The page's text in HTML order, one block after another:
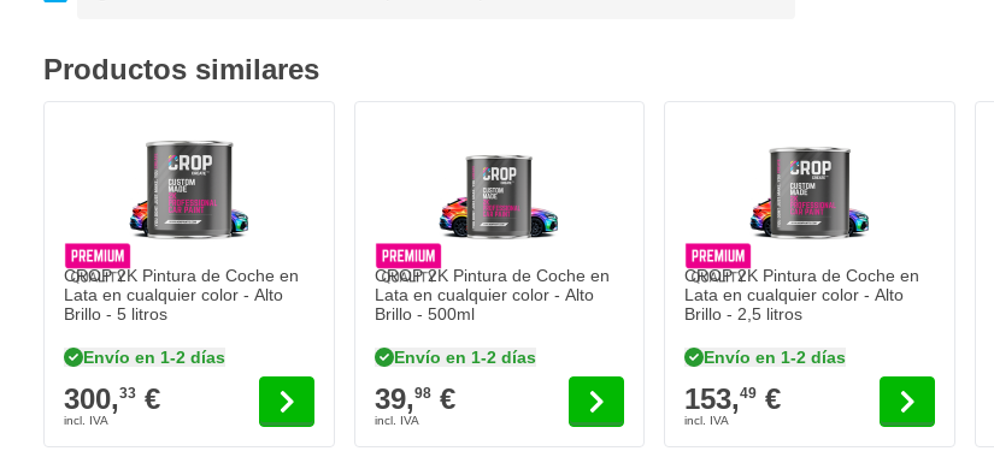
Alta resistencia a los rayos UV contra la decoloración
Alta cobertura y pulverización uniforme
Imagen de pulverización limpia con una pistola de pintura
Productos similares
CROP 2K Pintura de Coche en
Lata en cualquier color - Alto
Brillo - 5 litros
Envío en 1-2 días
300,33 €
CROP 2K Pintura de Coche en
Lata en cualquier color - Alto
Brillo - 500ml
Envío en 1-2 días
39,98€
CROP 2K Pintura de Coche en
Lata en cualquier color - Alto
Brillo - 2,5 litros
Envío en 1-2 días
153,49 €